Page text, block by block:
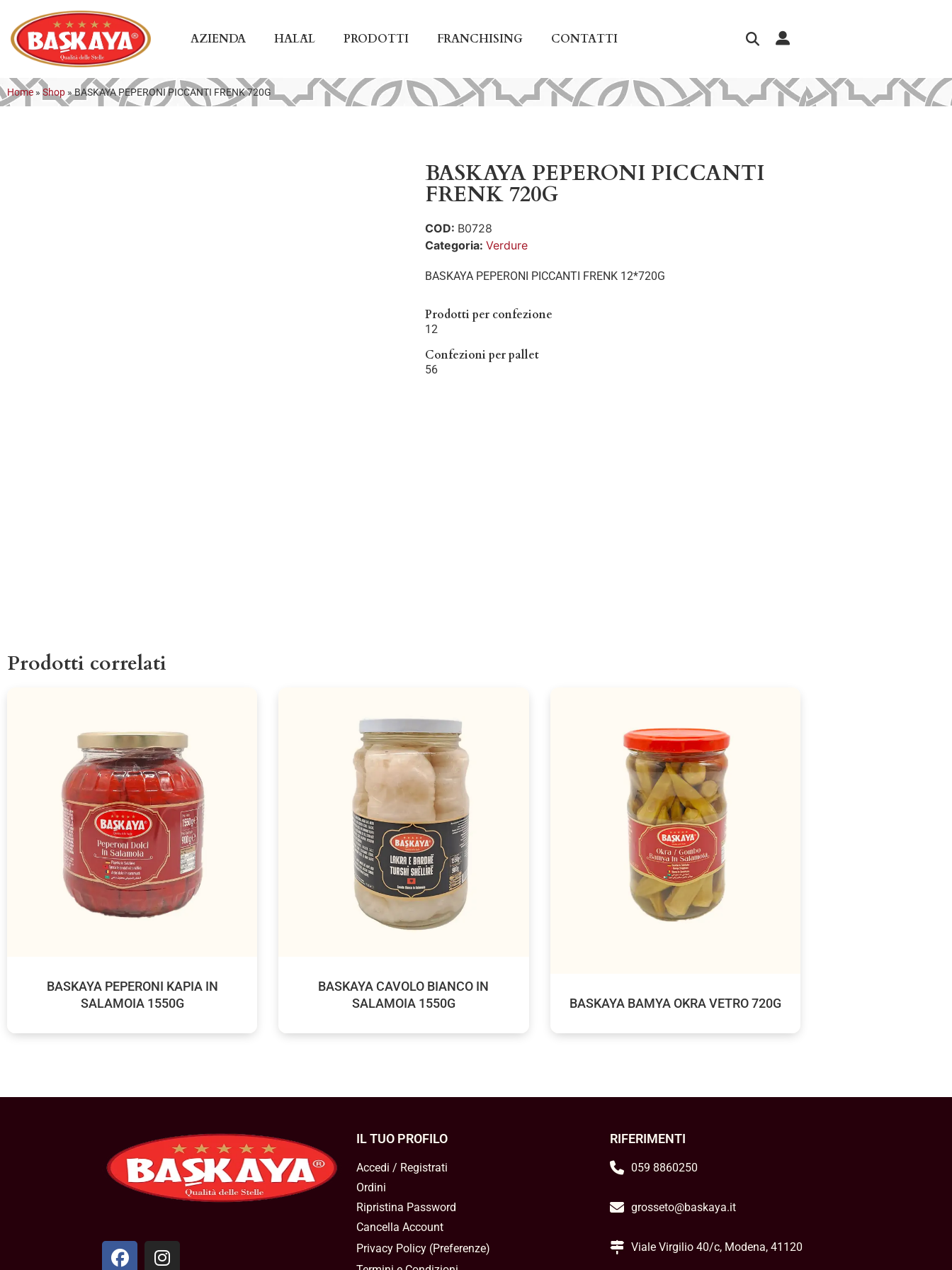
AZIENDA HALĀL PRODOTTI FRANCHISING CONTATTI
Home » Shop »BASKAYA PEPERONI PICCANTI FRENK 720G
BASKAYA PEPERONI PICCANTI
FRENK 720G
COD: B0728
Categoria: Verdure
BASKAYA PEPERONI PICCANTI FRENK 12*720G
Prodotti per confezione
12
Confezioni per pallet
56
Prodotti correlati
BASKAYA PEPERONI KAPIA IN
SALAMOIA 1550G
BASKAYA CAVOLO BIANCO IN
SALAMOIA 1550G
BASKAYA BAMYA OKRA VETRO 720G
IL TUO PROFILO
Accedi / Registrati
Ordini
Ripristina Password
Cancella Account
Privacy Policy(Preferenze)
RIFERIMENTI
059 8860250
grosseto@baskaya.it
Viale Virgilio 40/c, Modena, 41120